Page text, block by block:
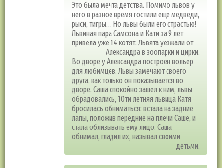
Это была мечта детства. Помимо львов у
него в разное время гостили еще медведи,
рыси, тигры… Но львы были его страстью!
Львиная пара Самсона и Кати за 9 лет
привела уже 14 котят. Львята уезжали от
Александра в зоопарки и цирки.
Во дворе у Александра построен вольер
для любимцев. Львы замечают своего
друга, как только он показывается во
дворе. Саша спокойно зашел к ним, львы
обрадовались, 10ти летняя львица Катя
бросилась обниматься: встала на задние
лапы, положив передние на плечи Саше, и
стала облизывать ему лицо. Саша
обнимал, гладил их, называл своими
детьми.